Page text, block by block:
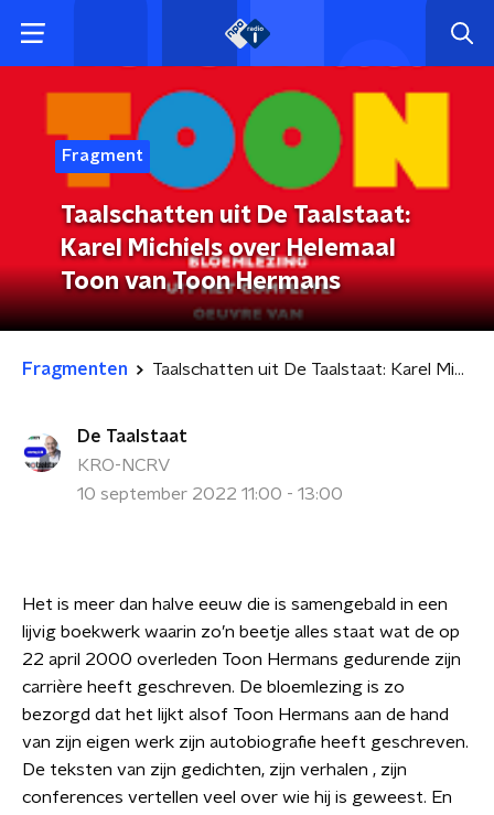
Fragment
Taalschatten uit De Taalstaat:
Karel Michiels over Helemaal
Toon van Toon Hermans
Fragmenten Taalschatten uit De Taalstaat: Karel Michiels over Helemaal Toon van Toon Hermans
De Taalstaat
KRO-NCRV
10 september 2022 11:00 - 13:00
Het is meer dan halve eeuw die is samengebald in een
lijvig boekwerk waarin zo’n beetje alles staat wat de op
22 april 2000 overleden Toon Hermans gedurende zijn
carrière heeft geschreven. De bloemlezing is zo
bezorgd dat het lijkt alsof Toon Hermans aan de hand
van zijn eigen werk zijn autobiografie heeft geschreven.
De teksten van zijn gedichten, zijn verhalen , zijn
conferences vertellen veel over wie hij is geweest. En